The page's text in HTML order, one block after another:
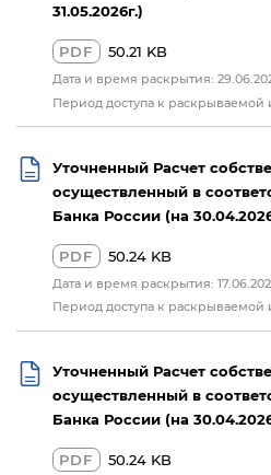
31.05.2026г.)
PDF 50.21 KB
Дата и время раскрытия:
Период доступа к раскрываемой
Уточненный Расчет
осуществленный в
Банка России (на
PDF 50.24 KB
Дата и время раскрытия:
Период доступа к раскрываемой
Уточненный Расчет
осуществленный в
Банка России (на
PDF 50.24 KB